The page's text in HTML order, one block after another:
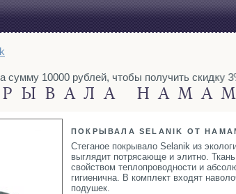
сумму 10000 рублей, чтобы получить скидку
ПОКРЫВАЛА SELANIK ОТ
Стеганое покрывало Selanik из
выглядит потрясающе и элитно.
свойством теплопроводности и
гигиенична. В комплект входят
подушек.